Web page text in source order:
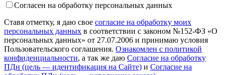
Согласен на обработку персональных данных
Ставя отметку, я даю свое согласие на обработку моих
персональных данных в соответствии с законом №152-ФЗ «О
персональных данных» от 27.07.2006 и принимаю условия
Пользовательского соглашения. Ознакомлен с политикой
конфиденциальности, а так же даю Согласие на обработку
ПДн (цель — идентификация на Сайте) и Согласие на